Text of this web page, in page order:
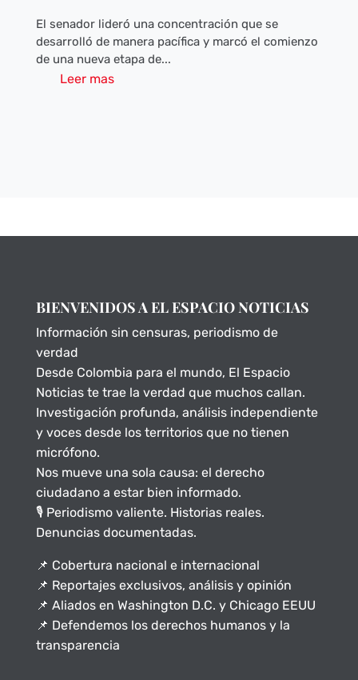
El senador lideró una concentración que se
desarrolló de manera pacífica y marcó el comienzo
de una nueva etapa de...
Leer mas
BIENVENIDOS A EL ESPACIO NOTICIAS
Información sin censuras, periodismo de
verdad
Desde Colombia para el mundo, El Espacio
Noticias te trae la verdad que muchos callan.
Investigación profunda, análisis independiente
y voces desde los territorios que no tienen
micrófono.
Nos mueve una sola causa: el derecho
ciudadano a estar bien informado.
🎙️ Periodismo valiente. Historias reales.
Denuncias documentadas.
📌 Cobertura nacional e internacional
📌 Reportajes exclusivos, análisis y opinión
📌 Aliados en Washington D.C. y Chicago EEUU
📌 Defendemos los derechos humanos y la
transparencia